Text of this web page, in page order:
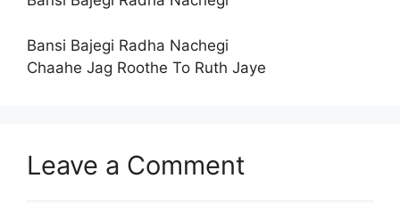
Bansi Bajegi Radha Nachegi
Chaahe Jag Roothe To Ruth Jaye
Leave a Comment